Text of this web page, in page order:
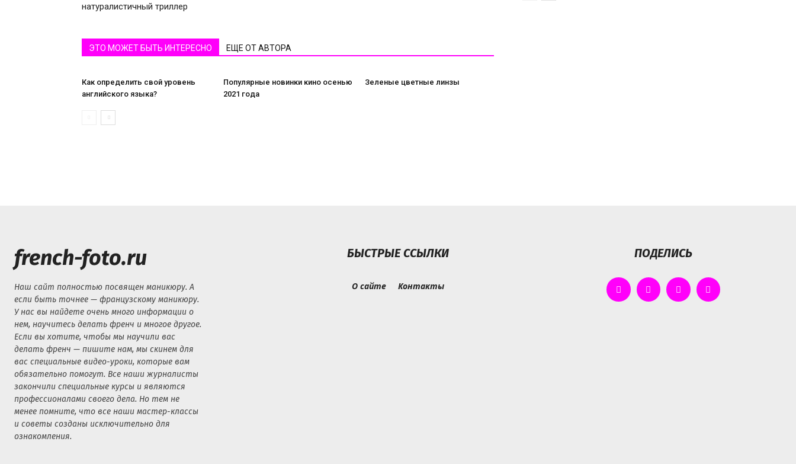
натуралистичный триллер
ЭТО МОЖЕТ БЫТЬ ИНТЕРЕСНО ЕЩЕ ОТ АВТОРА
Как определить свой уровень
английского языка?
Популярные новинки кино осенью
2021 года
Зеленые цветные линзы
french-foto.ru
Наш сайт полностью посвящен маникюру. А
если быть точнее — французскому маникюру.
У нас вы найдете очень много информации о
нем, научитесь делать френч и многое другое.
Если вы хотите, чтобы мы научили вас
делать френч — пишите нам, мы скинем для
вас специальные видео-уроки, которые вам
обязательно помогут. Все наши журналисты
закончили специальные курсы и являются
профессионалами своего дела. Но тем не
менее помните, что все наши мастер-классы
и советы созданы исключительно для
ознакомления.
БЫСТРЫЕ ССЫЛКИ
О сайте Контакты
ПОДЕЛИСЬ